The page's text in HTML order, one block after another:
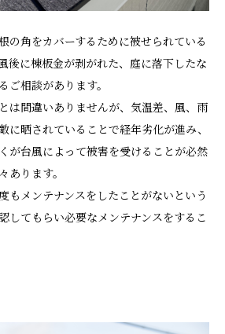
の角をカバーするために被せられている
後に棟板金が剥がれた、庭に落下したな
ご相談があります。
は間違いありませんが、気温差、風、雨
に晒されていることで経年劣化が進み、
が台風によって被害を受けることが必然
あります。
もメンテナンスをしたことがないという
してもらい必要なメンテナンスをするこ